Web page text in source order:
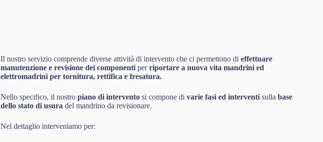
Il nostro servizio comprende diverse attività di intervento che ci permettono di effettuare
manutenzione e revisione dei componenti perriportare a nuova vita mandrini ed
elettromadrini per tornitura, rettifica e fresatura.
Nello specifico, il nostro piano di intervento si compone di varie fasi ed interventi sulla base
dello stato di usura del mandrino da revisionare.
Nel dettaglio interveniamo per: